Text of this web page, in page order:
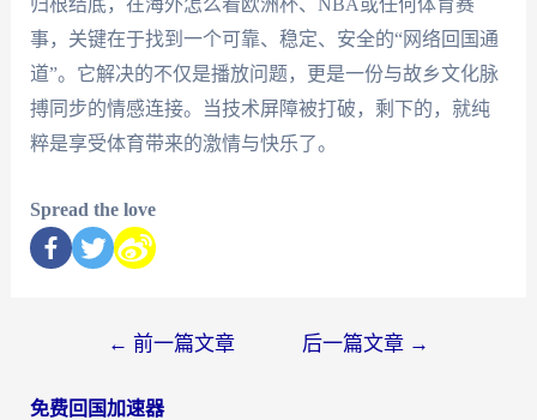
归根结底，在海外怎么看欧洲杯、NBA或任何体育赛
事，关键在于找到一个可靠、稳定、安全的“网络回国通
道”。它解决的不仅是播放问题，更是一份与故乡文化脉
搏同步的情感连接。当技术屏障被打破，剩下的，就纯
粹是享受体育带来的激情与快乐了。
Spread the love
← 前一篇文章 后一篇文章 →
免费回国加速器